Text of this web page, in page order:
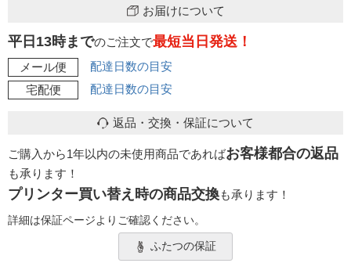
お届けについて
平日13時までのご注文で最短当日発送！
メール便
配達日数の目安
宅配便
配達日数の目安
返品・交換・保証について
ご購入から1年以内の未使用商品であればお客様都合の返品
も承ります！
プリンター買い替え時の商品交換も承ります！
詳細は保証ページよりご確認ください。
ふたつの保証